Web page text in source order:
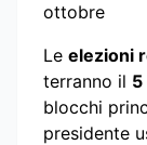
ottobre
Le elezioni
terranno il
blocchi
presidente